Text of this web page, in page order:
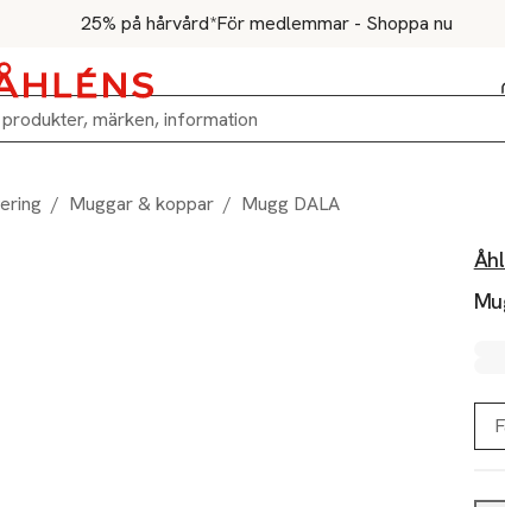
25% på hårvård*För medlemmar - Shoppa nu
/ Muggar & koppar / Mugg DALA